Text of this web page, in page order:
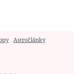
Astročlánky